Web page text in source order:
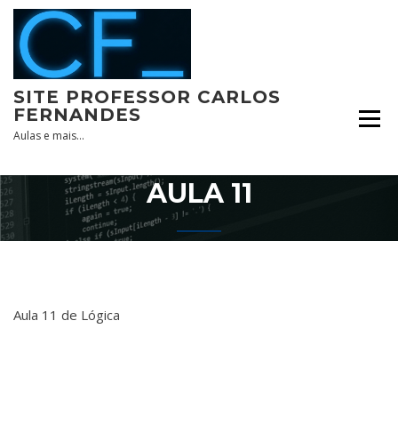
Skip
content
SITE PROFESSOR CARLOS
FERNANDES
Aulas e mais…
AULA 11
Aula 11 de Lógica